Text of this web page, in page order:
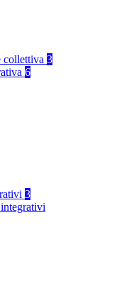
collettiva 3
6
3